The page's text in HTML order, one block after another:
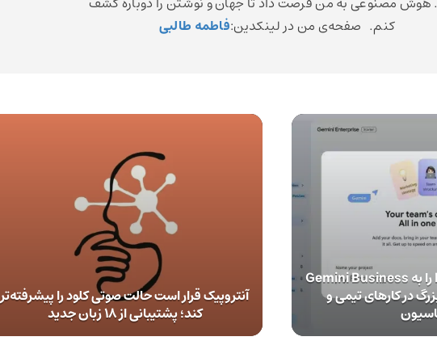
کنم. صفحه‌ی من در لینکدین:فاطمه طالبی
آنتروپیک قرار است حالت صوتی کلود را پیشرفته‌تر
کند؛ پشتیبانی از ۱۸ زبان جدید
گوگل قابلیت Projects را به Gemini Business
در کارهای تیمی و